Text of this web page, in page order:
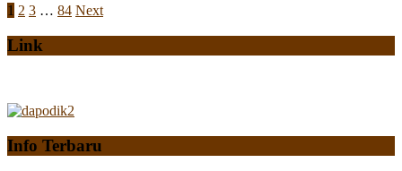
1 2 3 … 84 Next
Link
Info Terbaru